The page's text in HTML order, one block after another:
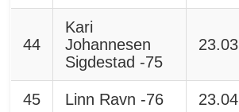
44
Kari
Johannesen
Sigdestad -75
23.03
45 Linn Ravn -76 23.04